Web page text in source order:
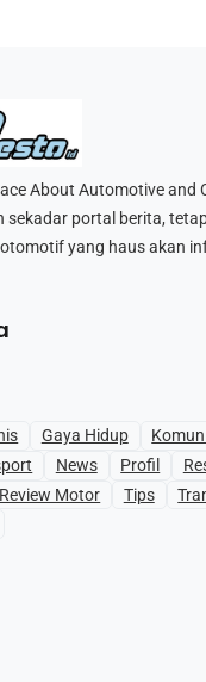
About Automotive and
sekadar portal berita,
yang haus akan
Gaya Hidup
News Profil
Review Motor Tips